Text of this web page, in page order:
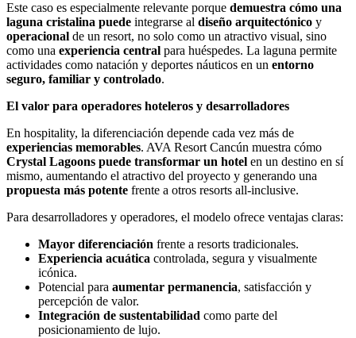
Este caso es especialmente relevante porque demuestra cómo una
laguna cristalina puede integrarse al diseño arquitectónico y
operacional de un resort, no solo como un atractivo visual, sino
como una experiencia central para huéspedes. La laguna permite
actividades como natación y deportes náuticos en un entorno
seguro, familiar y controlado.
El valor para operadores hoteleros y desarrolladores
En hospitality, la diferenciación depende cada vez más de
experiencias memorables. AVA Resort Cancún muestra cómo
Crystal Lagoons puede transformar un hotel en un destino en sí
mismo, aumentando el atractivo del proyecto y generando una
propuesta más potente frente a otros resorts all-inclusive.
Para desarrolladores y operadores, el modelo ofrece ventajas claras:
Mayor diferenciación frente a resorts tradicionales.
Experiencia acuática controlada, segura y visualmente
icónica.
Potencial para aumentar permanencia, satisfacción y
percepción de valor.
Integración de sustentabilidad como parte del
posicionamiento de lujo.